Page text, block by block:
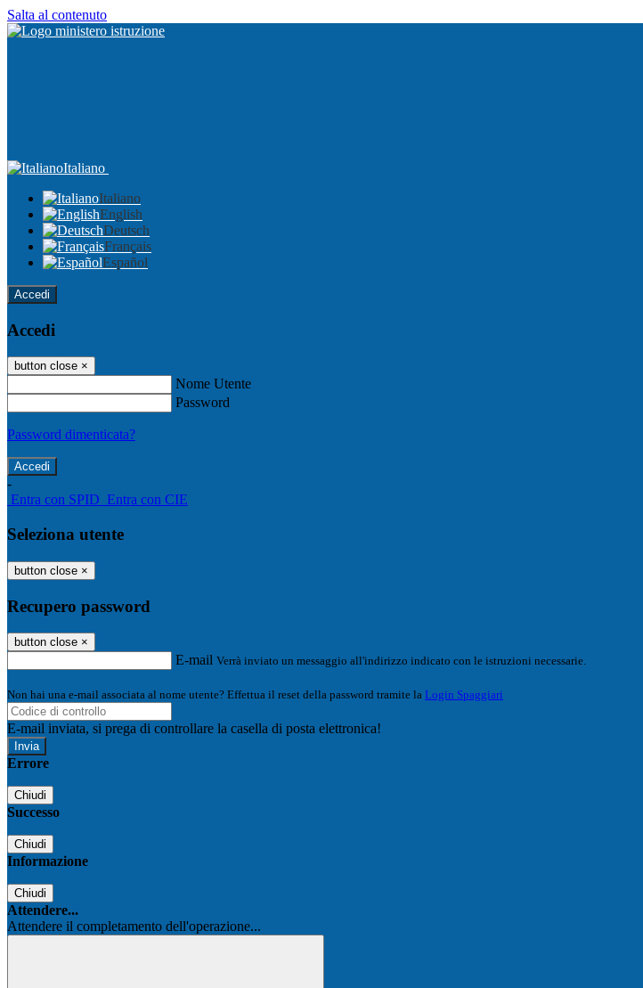
Salta al contenuto
Italiano
Italiano
English
Deutsch
Français
Español
Accedi
Accedi
button close ×
Nome Utente
Password
Password dimenticata?
-
Entra con SPID Entra con CIE
Seleziona utente
button close ×
Recupero password
button close ×
E-mail Verrà inviato un messaggio all'indirizzo indicato con le istruzioni necessarie.
Non hai una e-mail associata al nome utente? Effettua il reset della password tramite la Login Spaggiari
E-mail inviata, si prega di controllare la casella di posta elettronica!
Errore
Chiudi
Successo
Chiudi
Informazione
Chiudi
Attendere...
Attendere il completamento dell'operazione...